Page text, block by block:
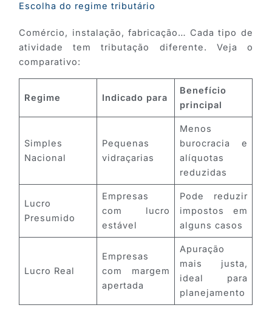
Escolha do regime tributário
Comércio, instalação, fabricação… Cada tipo de
atividade tem tributação diferente. Veja o
comparativo:
Regime Indicado para
Benefício
principal
Simples
Nacional
Pequenas
vidraçarias
Menos
burocracia e
alíquotas
reduzidas
Lucro
Presumido
Empresas
com lucro
estável
Pode reduzir
impostos em
alguns casos
Lucro Real
Empresas
com margem
apertada
Apuração
mais justa,
ideal para
planejamento